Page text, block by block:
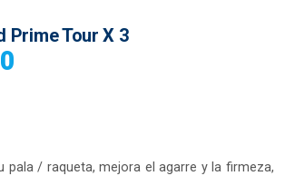
Prime Tour X 3
pala / raqueta, mejora el agarre y la firmeza,